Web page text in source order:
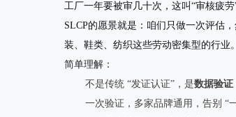
工厂一年要被审几十次，这叫“审核疲劳”
SLCP的愿景就是： 咱们只做一次评估
装、鞋类、纺织这些劳动密集型的行业。
简单理解：
不是传统 “发证认证”，是数据验证
一次验证，多家品牌通用，告别 “